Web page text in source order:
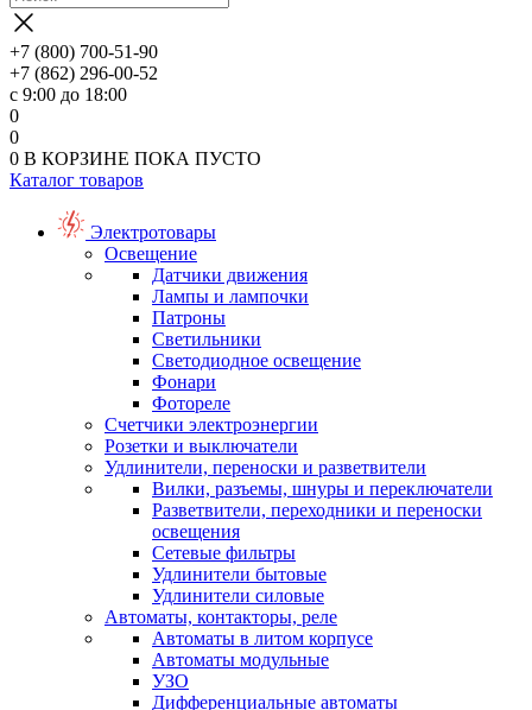
+7 (800) 700-51-90
+7 (862) 296-00-52
с 9:00 до 18:00
0
0
0 В КОРЗИНЕ ПОКА ПУСТО
Каталог товаров
Электротовары
Освещение
Датчики движения
Лампы и лампочки
Патроны
Светильники
Светодиодное освещение
Фонари
Фотореле
Счетчики электроэнергии
Розетки и выключатели
Удлинители, переноски и разветвители
Вилки, разъемы, шнуры и переключатели
Разветвители, переходники и переноски
освещения
Сетевые фильтры
Удлинители бытовые
Удлинители силовые
Автоматы, контакторы, реле
Автоматы в литом корпусе
Автоматы модульные
УЗО
Дифференциальные автоматы